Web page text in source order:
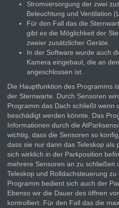
Stromversorgung der zwei
Beleuchtung und Ventilation
Für den Fall das die
gibt es die Möglichkeit der
zweier zusätzlicher Geräte.
In der Software wurde auch
Kamera eingebaut, die an
angeschlossen ist.
Die Hauptfunktion des Programms
der Sternwarte. Durch Sensoren
Programm das Dach schließt wenn
beschädigt werden könnte. Das
Informationen durch die
wichtig, dass die Sensoren so
dass sie nur dann das Teleskop als
sich wirklich in der Parkposition
mehrere Sensoren an zu schließen
Teleskop und Rolldachsteuerung
Programm bedient sich auch der
Ebenso wir die Dauer des öffnen
kontrolliert. Für den Fall das die